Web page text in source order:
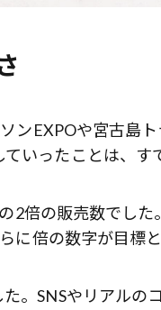
ンEXPOや宮古島
いったことは、す
2倍の販売数でし
に倍の数字が目標と
。SNSやリアルの